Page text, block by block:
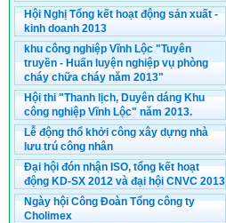
Hội Nghị Tổng kết hoạt động sản xuất -
kinh doanh 2013
khu công nghiệp Vĩnh Lộc "Tuyên
truyền - Huấn luyện nghiệp vụ phòng
cháy chữa cháy năm 2013"
Hội thi "Thanh lịch, Duyên dáng Khu
công nghiệp Vĩnh Lộc" năm 2013.
Lễ động thổ khởi công xây dựng nhà
lưu trú công nhân
Đại hội đón nhận ISO, tổng kết hoạt
động KD-SX 2012 và đại hội CNVC 2013
Ngày hội Công Đoàn Tổng công ty
Cholimex